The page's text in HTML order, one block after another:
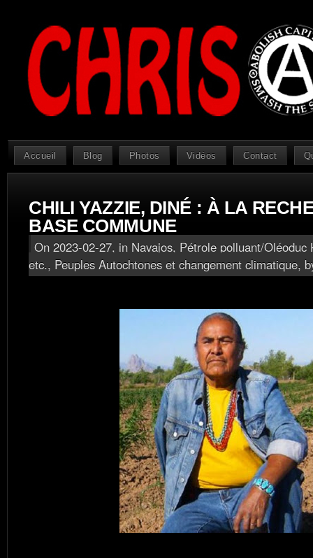
Accueil Blog Photos Vidéos Contact
CHILI YAZZIE, DINÉ : À LA
BASE COMMUNE
On 2023-02-27, in Navajos, Pétrole polluant/Oléoduc
etc., Peuples Autochtones et changement climatique,